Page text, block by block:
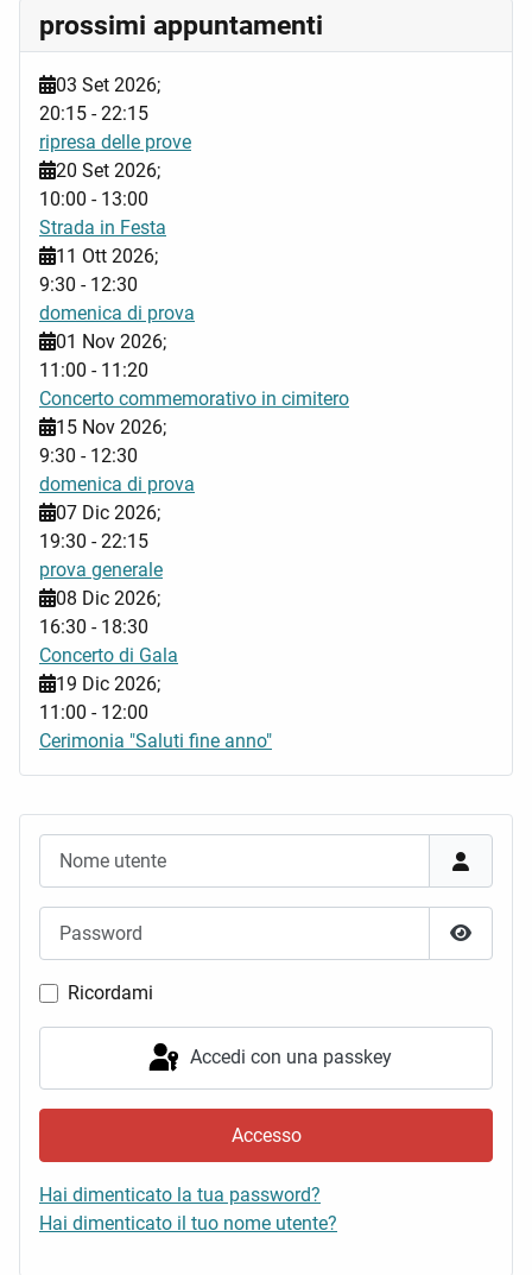
Mostra
Ricordami
Accedi con una passkey
Accesso
Hai dimenticato la tua password?
Hai dimenticato il tuo nome utente?
prossimi appuntamenti
03 Set 2026;
20:15 -22:15
ripresa delle prove
20 Set 2026;
10:00 - 13:00
Strada in Festa
11 Ott 2026;
9:30 - 12:30
domenica di prova
01 Nov 2026;
11:00 - 11:20
Concerto commemorativo in cimitero
15 Nov 2026;
9:30 - 12:30
domenica di prova
07 Dic 2026;
19:30 -22:15
prova generale
08 Dic 2026;
16:30 - 18:30
Concerto di Gala
19 Dic 2026;
11:00 - 12:00
Cerimonia "Saluti fine anno"